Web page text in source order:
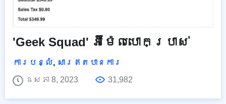
'Geek Squad' អ៊ីម៉ែលបោកប្រាស់
ការបន្លំ, សារឥតបានការ
ឧសភា 8, 2023
31,982